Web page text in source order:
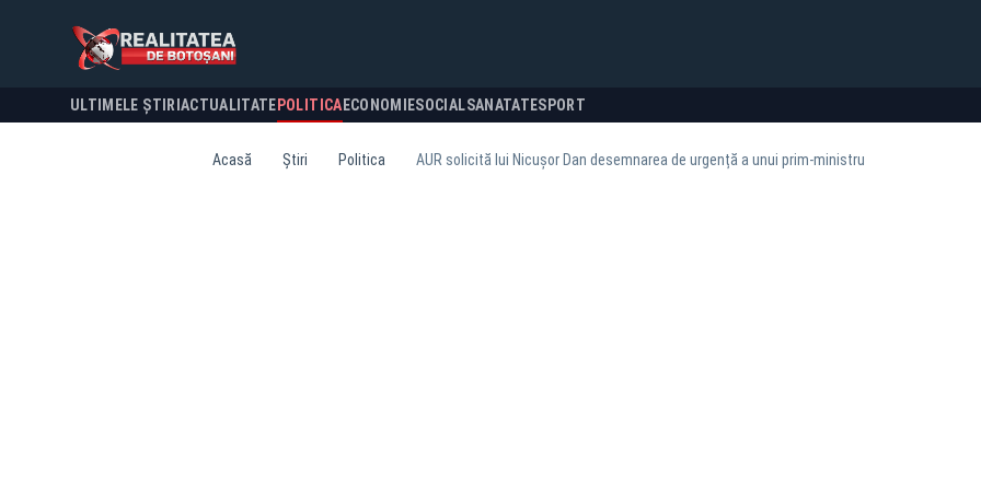
ULTIMELE ȘTIRI ACTUALITATE POLITICA ECONOMIESOCIALSANATATESPORT
Acasă Știri Politica AUR solicită lui Nicușor Dan desemnarea de urgență a unui prim-ministru